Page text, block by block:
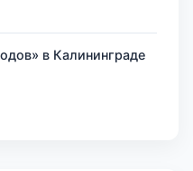
в Калининграде